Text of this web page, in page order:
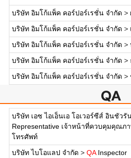
บริษัท อิมโก้แพ็ค คอร์ปอร์เรชั่น จำกัด >
บริษัท อิมโก้แพ็ค คอร์ปอร์เรชั่น จำกัด >
บริษัท อิมโก้แพ็ค คอร์ปอร์เรชั่น จำกัด >
บริษัท อิมโก้แพ็ค คอร์ปอร์เรชั่น จำกัด >
บริษัท อิมโก้แพ็ค คอร์ปอร์เรชั่น จำกัด >
QA
บริษัท เอซ ไอเอ็นเอ โอเวอร์ซีส์ อินชัวรั
Representative เจ้าหน้าที่ควบคุมคุณภ
โทรศัพท์
บริษัท ไบโอแลป จำกัด > QAInspector